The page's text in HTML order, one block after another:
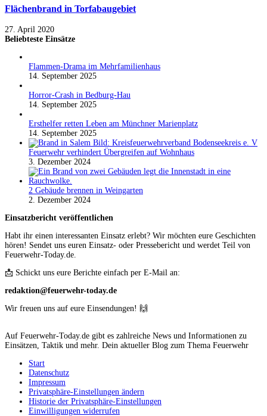
Flächenbrand in Torfabaugebiet
27. April 2020
Beliebteste Einsätze
Flammen-Drama im Mehrfamilienhaus
14. September 2025
Horror-Crash in Bedburg-Hau
14. September 2025
Ersthelfer retten Leben am Münchner Marienplatz
14. September 2025
Feuerwehr verhindert Übergreifen auf Wohnhaus
3. Dezember 2024
2 Gebäude brennen in Weingarten
2. Dezember 2024
Einsatzbericht veröffentlichen
Habt ihr einen interessanten Einsatz erlebt? Wir möchten eure Geschichten
hören! Sendet uns euren Einsatz- oder Pressebericht und werdet Teil von
Feuerwehr-Today.de.
📩 Schickt uns eure Berichte einfach per E-Mail an:
redaktion@feuerwehr-today.de
Wir freuen uns auf eure Einsendungen! 🙌
Auf Feuerwehr-Today.de gibt es zahlreiche News und Informationen zu
Einsätzen, Taktik und mehr. Dein aktueller Blog zum Thema Feuerwehr
Start
Datenschutz
Impressum
Privatsphäre-Einstellungen ändern
Historie der Privatsphäre-Einstellungen
Einwilligungen widerrufen